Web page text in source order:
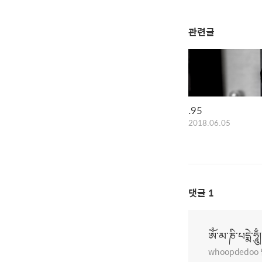
관련글
.95
2018.06.05
댓글 1
ཨོཾ་མ་ཎི་པདྨེ་ཧཱུྃ།
whoopdedoo